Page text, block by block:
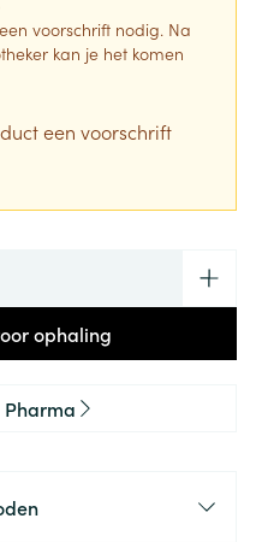
voorschrift nodig. Na
kan je het komen
een voorschrift
ophaling